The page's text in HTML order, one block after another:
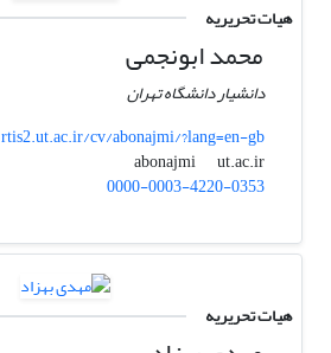
هیات تحریریه
محمد ابونجمی
دانشیار دانشگاه تهران
rtis2.ut.ac.ir/cv/abonajmi/?lang=en-gb
abonajmi
ut.ac.ir
0000-0003-4220-0353
هیات تحریریه